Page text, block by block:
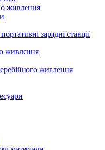
живлення
зарядні станції
живлення
живлення